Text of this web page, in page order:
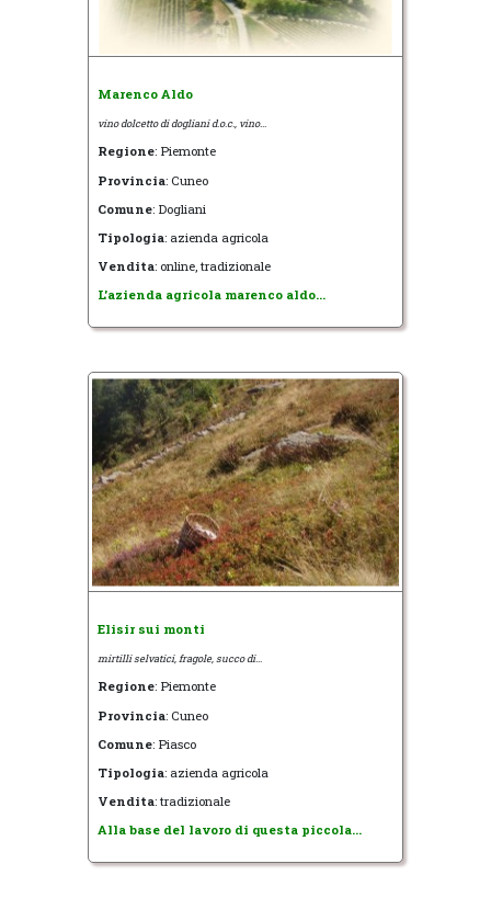
Marenco Aldo
vino dolcetto di dogliani d.o.c., vino...
Regione: Piemonte
Provincia: Cuneo
Comune: Dogliani
Tipologia: azienda agricola
Vendita: online, tradizionale
L'azienda agricola marenco aldo...
Elisir sui monti
mirtilli selvatici, fragole, succo di...
Regione: Piemonte
Provincia: Cuneo
Comune: Piasco
Tipologia: azienda agricola
Vendita: tradizionale
Alla base del lavoro di questa piccola...